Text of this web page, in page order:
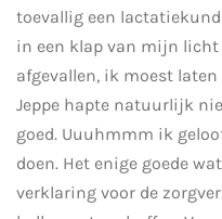
toevallig een
in een klap van mijn licht
afgevallen, ik moest
Jeppe hapte natuurlijk
goed. Uuuhmmm ik
doen. Het enige goede
verklaring voor de